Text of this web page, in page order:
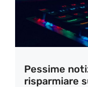
Pessime
risparmiare